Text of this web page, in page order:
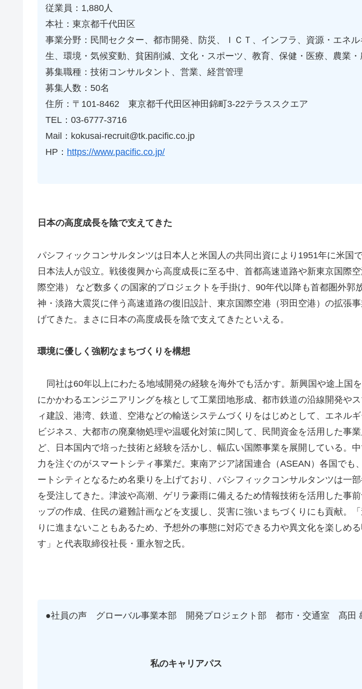
従業員：1,880人
本社：東京都千代田区
事業分野：民間セクター、都市開発、防災、ＩＣＴ、インフラ、資源・エネ
生、環境・気候変動、貧困削減、文化・スポーツ、教育、保健・医療、農業・
募集職種：技術コンサルタント、営業、経営管理
募集人数：50名
住所：〒101-8462 東京都千代田区神田錦町3-22テラススクエア
TEL：03-6777-3716
Mail：kokusai-recruit@tk.pacific.co.jp
HP： https://www.pacific.co.jp/
日本の高度成長を陰で支えてきた
パシフィックコンサルタンツは日本人と米国人の共同出資により1951年に米国
日本法人が設立。戦後復興から高度成長に至る中、首都高速道路や新東京国際
際空港） など数多くの国家的プロジェクトを手掛け、90年代以降も首都圏外郭
神・淡路大震災に伴う高速道路の復旧設計、東京国際空港（羽田空港）の拡張
げてきた。まさに日本の高度成長を陰で支えてきたといえる。
環境に優しく強靭なまちづくりを構想
同社は60年以上にわたる地域開発の経験を海外でも活かす。新興国や途上国
にかかわるエンジニアリングを核として工業団地形成、都市鉄道の沿線開発や
ィ建設、港湾、鉄道、空港などの輸送システムづくりをはじめとして、エネル
ビジネス、大都市の廃棄物処理や温暖化対策に関して、民間資金を活用した事
ど、日本国内で培った技術と経験を活かし、幅広い国際事業を展開している。
力を注ぐのがスマートシティ事業だ。東南アジア諸国連合（ASEAN）各国でも
ートシティとなるため名乗りを上げており、パシフィックコンサルタンツは一
を受注してきた。津波や高潮、ゲリラ豪雨に備えるため情報技術を活用した事
ップの作成、住民の避難計画などを支援し、災害に強いまちづくりにも貢献。
りに進まないこともあるため、予想外の事態に対応できる力や異文化を楽しめ
す」と代表取締役社長・重永智之氏。
●社員の声 グローバル事業本部 開発プロジェクト部 都市・交通室 髙田
私のキャリアパス